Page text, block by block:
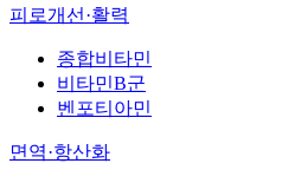
피로개선·활력
종합비타민
비타민B군
벤포티아민
면역·항산화